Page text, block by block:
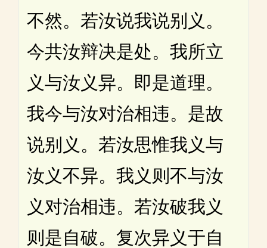
不然。若汝说我说别义。
今共汝辩决是处。我所立
义与汝义异。即是道理。
我今与汝对治相违。是故
说别义。若汝思惟我义与
汝义不异。我义则不与汝
义对治相违。若汝破我义
则是自破。复次异义于自